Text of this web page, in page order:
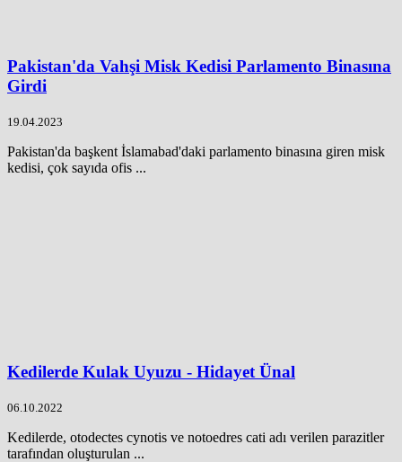
Pakistan'da Vahşi Misk Kedisi Parlamento Binasına
Girdi
19.04.2023
Pakistan'da başkent İslamabad'daki parlamento binasına giren misk
kedisi, çok sayıda ofis ...
Kedilerde Kulak Uyuzu - Hidayet Ünal
06.10.2022
Kedilerde, otodectes cynotis ve notoedres cati adı verilen parazitler
tarafından oluşturulan ...